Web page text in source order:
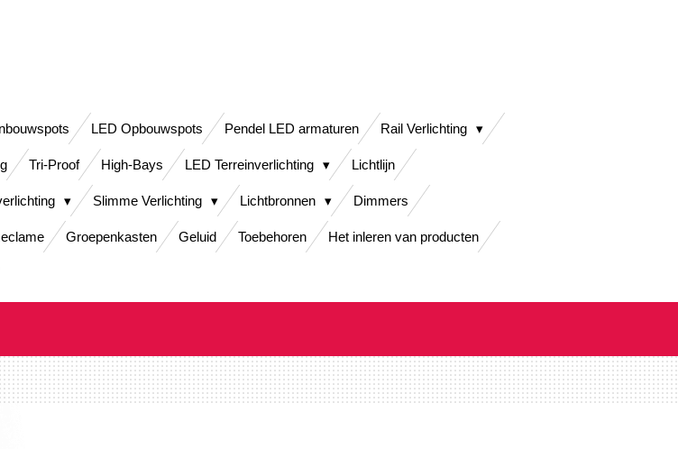
LED Opbouwspots Pendel LED armaturen Rail Verlichting
Tri-Proof High-Bays LED Terreinverlichting Lichtlijn
Slimme Verlichting Lichtbronnen Dimmers
Groepenkasten Geluid Toebehoren Het inleren van producten